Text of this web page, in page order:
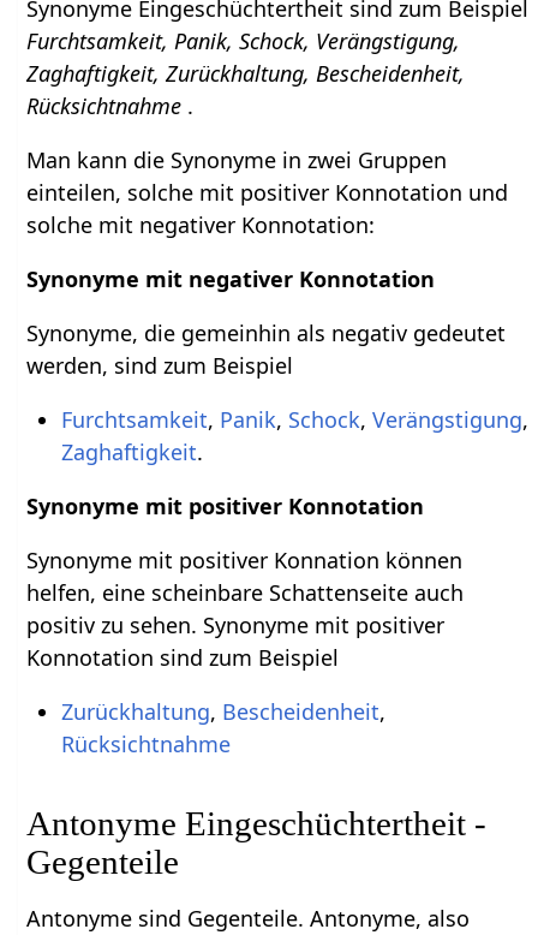
Synonyme Eingeschüchtertheit sind zum Beispiel
Furchtsamkeit, Panik, Schock, Verängstigung,
Zaghaftigkeit, Zurückhaltung, Bescheidenheit,
Rücksichtnahme .
Man kann die Synonyme in zwei Gruppen
einteilen, solche mit positiver Konnotation und
solche mit negativer Konnotation:
Synonyme mit negativer Konnotation
Synonyme, die gemeinhin als negativ gedeutet
werden, sind zum Beispiel
Furchtsamkeit, Panik, Schock, Verängstigung,
Zaghaftigkeit.
Synonyme mit positiver Konnotation
Synonyme mit positiver Konnation können
helfen, eine scheinbare Schattenseite auch
positiv zu sehen. Synonyme mit positiver
Konnotation sind zum Beispiel
Zurückhaltung, Bescheidenheit,
Rücksichtnahme
Antonyme Eingeschüchtertheit -
Gegenteile
Antonyme sind Gegenteile. Antonyme, also